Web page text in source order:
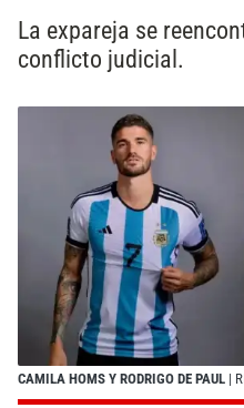
La expareja se
conflicto judicial.
CAMILA HOMS Y RODRIGO DE PAUL |